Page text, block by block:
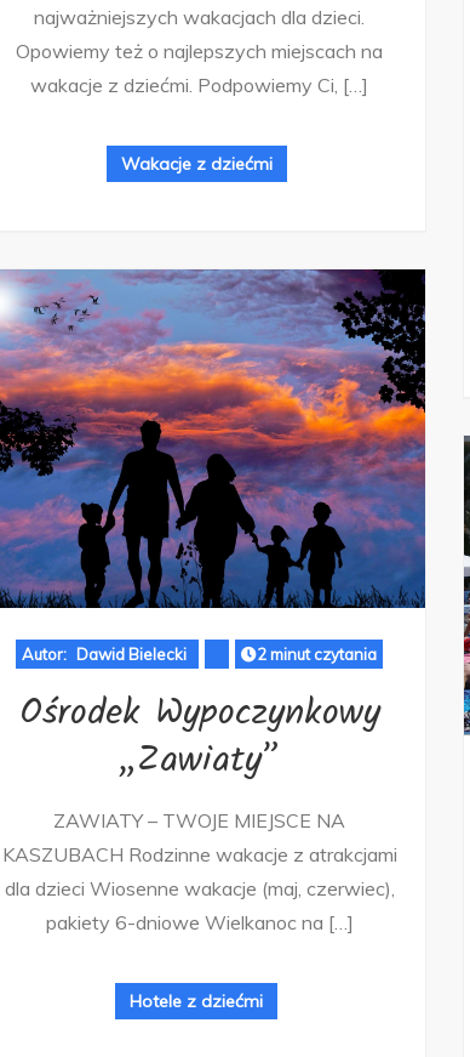
najważniejszych wakacjach dla dzieci.
Opowiemy też o najlepszych miejscach na
wakacje z dziećmi. Podpowiemy Ci, […]
Wakacje z dziećmi
Autor: Dawid Bielecki 2 minut czytania
Ośrodek Wypoczynkowy
„Zawiaty”
ZAWIATY – TWOJE MIEJSCE NA
KASZUBACH Rodzinne wakacje z atrakcjami
dla dzieci Wiosenne wakacje (maj, czerwiec),
pakiety 6-dniowe Wielkanoc na […]
Hotele z dziećmi